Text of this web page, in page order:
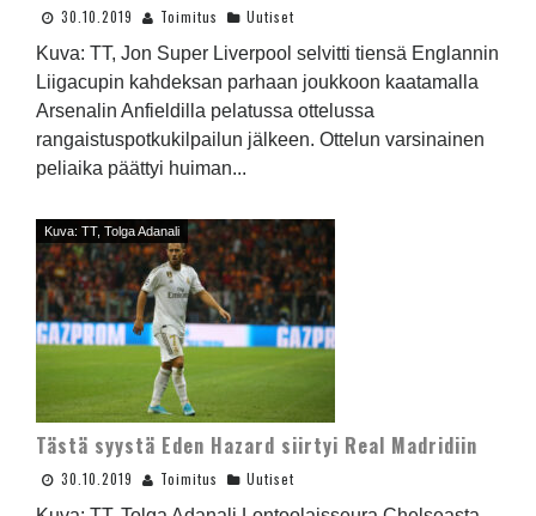
30.10.2019 Toimitus Uutiset
Kuva: TT, Jon Super Liverpool selvitti tiensä Englannin
Liigacupin kahdeksan parhaan joukkoon kaatamalla
Arsenalin Anfieldilla pelatussa ottelussa
rangaistuspotkukilpailun jälkeen. Ottelun varsinainen
peliaika päättyi huiman...
Kuva: TT, Tolga Adanali
Tästä syystä Eden Hazard siirtyi Real Madridiin
30.10.2019 Toimitus Uutiset